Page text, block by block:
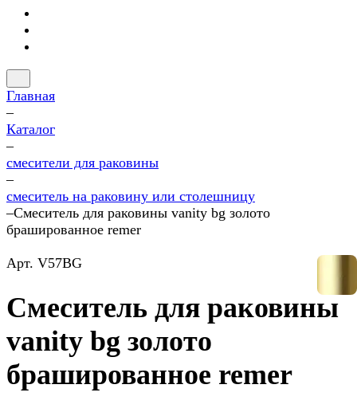
Главная
–
Каталог
–
смесители для раковины
–
смеситель на раковину или столешницу
–Смеситель для раковины vanity bg золото
брашированное remer
Арт. V57BG
Смеситель для раковины
vanity bg золото
брашированное remer